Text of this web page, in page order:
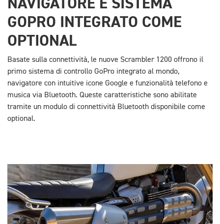
GOPRO INTEGRATO COME
OPTIONAL
Basate sulla connettività, le nuove Scrambler 1200 offrono il
primo sistema di controllo GoPro integrato al mondo,
navigatore con intuitive icone Google e funzionalità telefono e
musica via Bluetooth. Queste caratteristiche sono abilitate
tramite un modulo di connettività Bluetooth disponibile come
optional.